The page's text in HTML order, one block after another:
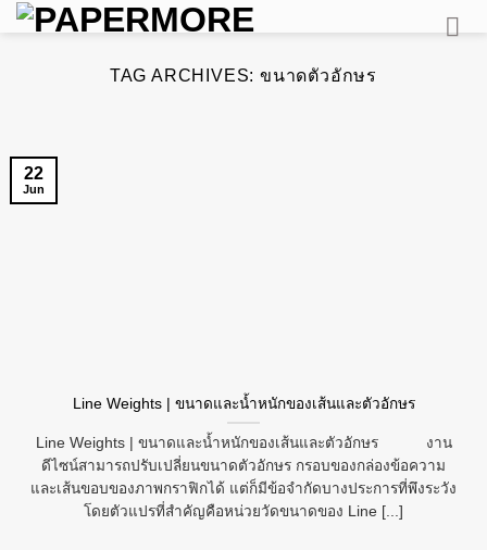
Skip
TAG ARCHIVES:ขนาดตัวอักษร
Line Weights | ขนาดและน้ำหนักของเส้นและตัวอักษร
Line Weights | ขนาดและน้ำหนักของเส้นและตัวอักษร งาน
ดีไซน์สามารถปรับเปลี่ยนขนาดตัวอักษร กรอบของกล่องข้อความ
และเส้นขอบของภาพกราฟิกได้ แต่ก็มีข้อจำกัดบางประการที่พึงระวัง
โดยตัวแปรที่สำคัญคือหน่วยวัดขนาดของ Line [...]
22
Jun